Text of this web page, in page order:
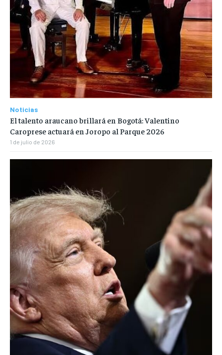
Noticias
El talento araucano brillará en Bogotá: Valentino
Caroprese actuará en Joropo al Parque 2026
1 de julio de 2026